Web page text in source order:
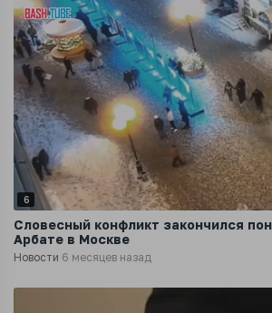
6
Словесный конфликт закончился
Арбате в Москве
Новости 6 месяцев назад